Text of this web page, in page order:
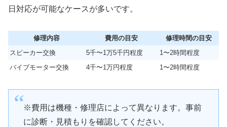
日対応が可能なケースが多いです。
修理内容 費用の目安
修理時間の目安
スピーカー交換
5千〜1万5千円程度
1〜2時間程度
バイブモーター交換
4千〜1万円程度 1〜2時間程度
※費用は機種・修理店によって異なります。事前
に診断・見積もりを確認してください。